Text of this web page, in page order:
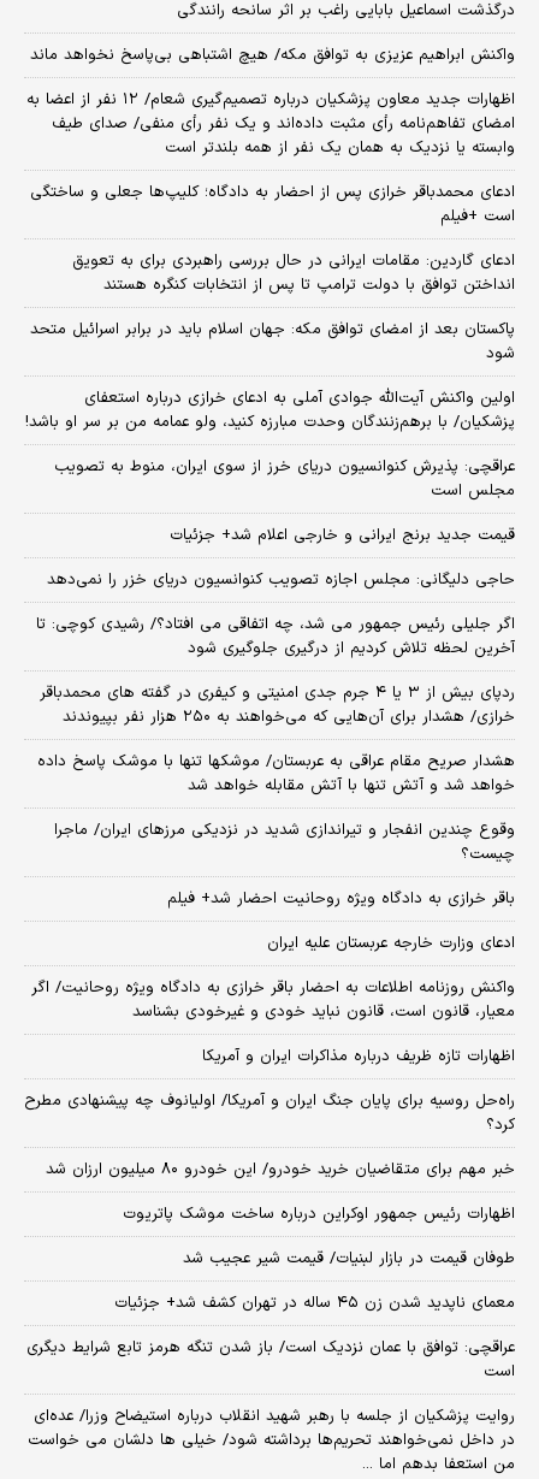
درگذشت اسماعیل بابایی راغب بر اثر سانحه رانندگی
واکنش ابراهیم عزیزی به توافق مکه/ هیچ اشتباهی بی‌پاسخ نخواهد ماند
اظهارات جدید معاون پزشکیان درباره تصمیم‌گیری شعام/ ۱۲ نفر از اعضا به
امضای تفاهم‌نامه رأی مثبت داده‌اند و یک نفر رأی منفی/ صدای طیف
وابسته یا نزدیک به همان یک نفر از همه بلندتر است
ادعای محمدباقر خرازی پس از احضار به دادگاه؛ کلیپ‌ها جعلی و ساختگی
است +فیلم
ادعای گاردین: مقامات ایرانی در حال بررسی راهبردی برای به تعویق
انداختن توافق با دولت ترامپ تا پس از انتخابات کنگره هستند
پاکستان بعد از امضای توافق مکه: جهان اسلام باید در برابر اسرائیل متحد
شود
اولین واکنش آیت‌الله جوادی آملی به ادعای خرازی درباره استعفای
پزشکیان/ با برهم‌زنندگان وحدت مبارزه کنید، ولو عمامه من بر سر او باشد!
عراقچی: پذیرش کنوانسیون دریای خرز از سوی ایران، منوط به تصویب
مجلس است
قیمت جدید برنج ایرانی و خارجی اعلام شد+ جزئیات
حاجی دلیگانی: مجلس اجازه تصویب کنوانسیون دریای خزر را نمی‌دهد
اگر جلیلی رئیس جمهور می شد، چه اتفاقی می افتاد؟/ رشیدی کوچی: تا
آخرین لحظه تلاش کردیم از درگیری جلوگیری شود
ردپای بیش از ۳ یا ۴ جرم جدی امنیتی و کیفری در گفته های محمدباقر
خرازی/ هشدار برای آن‌هایی که می‌خواهند به ۲۵۰ هزار نفر بپیوندند
هشدار صریح مقام عراقی به عربستان/ موشکها تنها با موشک پاسخ داده
خواهد شد و آتش تنها با آتش مقابله خواهد شد
وقوع چندین انفجار و تیراندازی شدید در نزدیکی مرز‌های ایران/ ماجرا
چیست؟
باقر خرازی به دادگاه ویژه روحانیت احضار شد+ فیلم
ادعای وزارت خارجه عربستان علیه ایران
واکنش روزنامه اطلاعات به احضار باقر خرازی به دادگاه ویژه روحانیت/ اگر
معیار، قانون است، قانون نباید خودی و غیرخودی بشناسد
اظهارات تازه ظریف درباره مذاکرات ایران و آمریکا
راه‌حل روسیه برای پایان جنگ ایران و آمریکا/ اولیانوف چه پیشنهادی مطرح
کرد؟
خبر مهم برای متقاضیان خرید خودرو/ این خودرو ۸۰ میلیون ارزان شد
اظهارات رئیس جمهور اوکراین درباره ساخت موشک پاتریوت
طوفان قیمت در بازار لبنیات/ قیمت شیر عجیب شد
معمای ناپدید شدن زن ۴۵ ساله در تهران کشف شد+ جزئیات
عراقچی: توافق با عمان نزدیک است/ باز شدن تنگه هرمز تابع شرایط دیگری
است
روایت پزشکیان از جلسه با رهبر شهید انقلاب درباره استیضاح وزرا/ عده‌ای
در داخل نمی‌خواهند تحریم‌ها برداشته شود/ خیلی ها دلشان می خواست
من استعفا بدهم اما ...